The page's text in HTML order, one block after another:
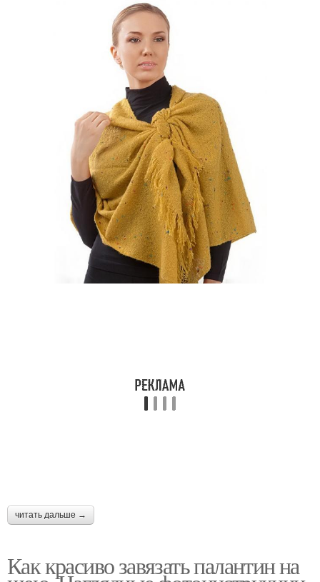
читать дальше →
Как красиво завязать палантин на